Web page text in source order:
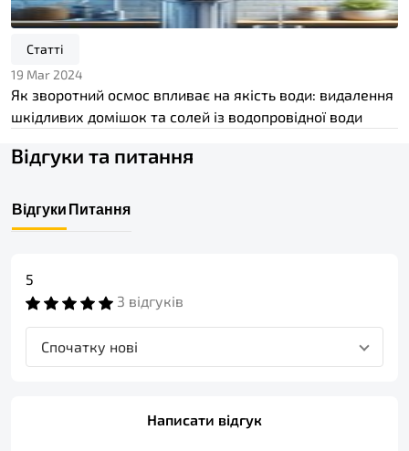
Статті
19 Mar 2024
Як зворотний осмос впливає на якість води: видалення
шкідливих домішок та солей із водопровідної води
Відгуки та питання
Відгуки Питання
5
3 відгуків
Спочатку нові
Написати відгук